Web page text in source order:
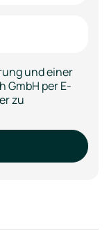
und einer
GmbH per E-
zu